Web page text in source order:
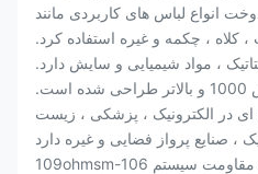
انواع لباس های کاربردی مانند
، چکمه و غیره استفاده کرد.
ای در الکترونیک ، پزشکی ، زیست
، صنایع پرواز فضایی و غیره دارد
6) با استانداردهای ESD ، مقاومت سیستم 106-109ohmsm